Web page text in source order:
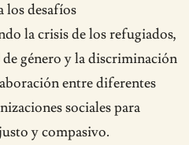
los desafíos
la crisis de los refugiados,
género y la discriminación
entre diferentes
sociales para
y compasivo.